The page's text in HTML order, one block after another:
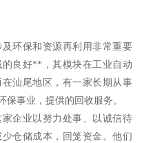
环保和资源再利用非常重要
良好**，其模块在工业自动
汕尾地区，有一家长期从事
保事业，提供的回收服务。
企业以努力处事、以诚信待
仓储成本，回笼资金。他们